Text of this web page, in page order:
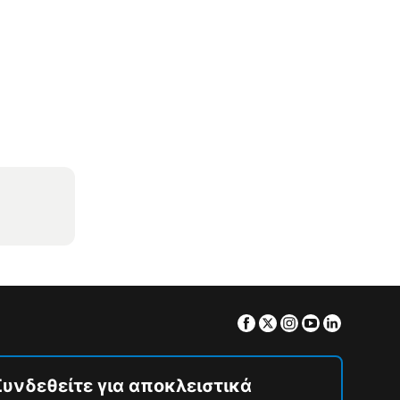
Facebook
TwitterInstagram
Youtube
για αποκλειστικά